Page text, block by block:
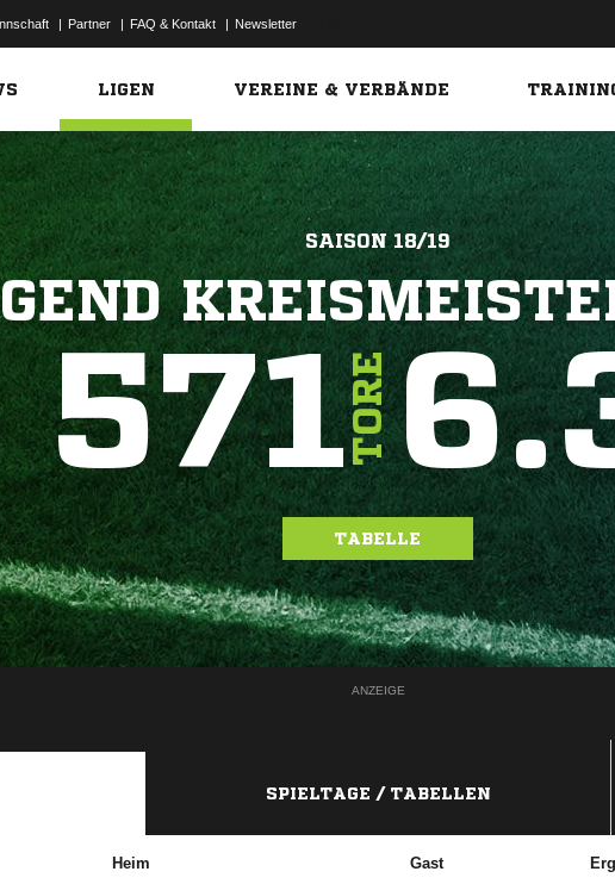
| Partner | FAQ & Kontakt | Newsletter
LIGEN VEREINE & VERBÄNDE
SAISON 18/19
571TORE
TABELLE
ANZEIGE
SPIELTAGE / TABELLEN
Heim Gast